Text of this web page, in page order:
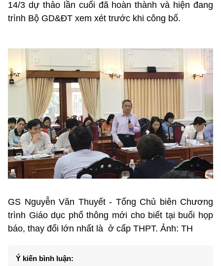
14/3 dự thảo lần cuối đã hoàn thành và hiện đang
trình Bộ GD&ĐT xem xét trước khi công bố.
GS Nguyễn Văn Thuyết - Tổng Chủ biên Chương
trình Giáo dục phổ thông mới cho biết tại buổi họp
báo, thay đổi lớn nhất là ở cấp THPT. Ảnh: TH
Ý kiến bình luận: